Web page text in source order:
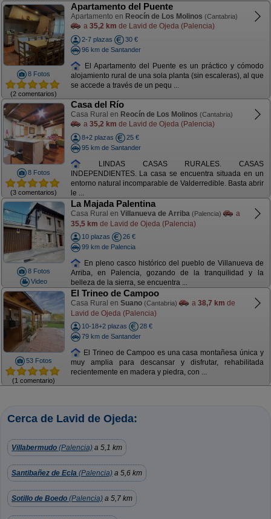
8 Fotos
(2 comentarios)
Apartamento del Puente
Apartamento en Reocín de Los Molinos (Cantabria)
a 35,2 km de Lavid de Ojeda (Palencia)
2-7 plazas
30 €
96 km de Santander
El Apartamento del Puente es un práctico y cómodo
alojamiento rural de una sola planta (sin escaleras), al que
se accede a través de un pequ ...
8 Fotos
(3 comentarios)
Casa del Río
Casa Rural en Reocín de Los Molinos (Cantabria)
a 35,2 km de Lavid de Ojeda (Palencia)
8+2 plazas
25 €
95 km de Santander
LINDAS CASAS RURALES. CASAS
INDEPENDIENTES. La casa se encuentra situada en un
entorno natural incomparable de Valderredible. Basta abrir
le ...
8 Fotos
Video
La Majada Palentina
Casa Rural en Villanueva de Arriba (Palencia)
a
35,5 km de Lavid de Ojeda (Palencia)
10 plazas
26 €
99 km de Palencia
En pleno casco histórico del pueblo de Villanueva de
Arriba, en Palencia, gozando de la tranquilidad y la
belleza de la sierra, se encuentra ...
53 Fotos
(1 comentario)
El Trineo de Campoo
Casa Rural en Suano (Cantabria) a 38,7 km de
Lavid de Ojeda (Palencia)
10-18+2 plazas
28 €
79 km de Santander
El Trineo de Campoo es una casa montañesa única y
muy amplia para descansar y disfrutar, rehabilitada
recientemente en madera y piedra, con ...
Cerca de Lavid de Ojeda:
Villabermudo (Palencia) a 5,1 km
Santibañez de Ecla (Palencia) a 5,6 km
Sotillo de Boedo (Palencia) a 5,7 km